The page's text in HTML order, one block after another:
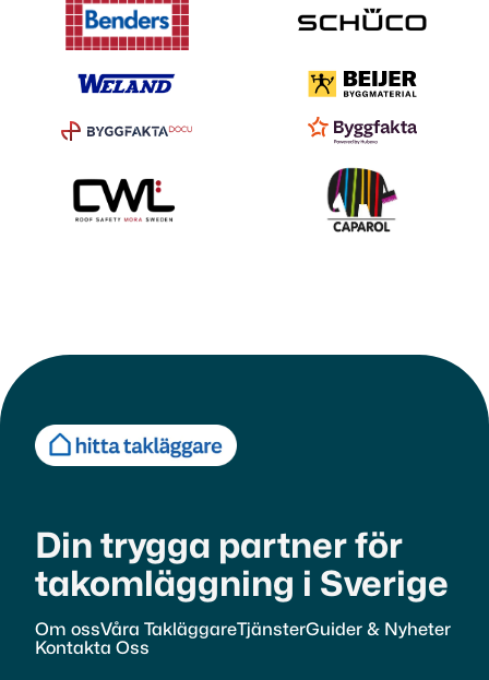
Din trygga partner för
takomläggning i Sverige
Om ossVåra TakläggareTjänsterGuider & Nyheter
Kontakta Oss